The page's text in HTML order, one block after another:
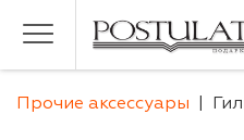
Прочие аксессуары